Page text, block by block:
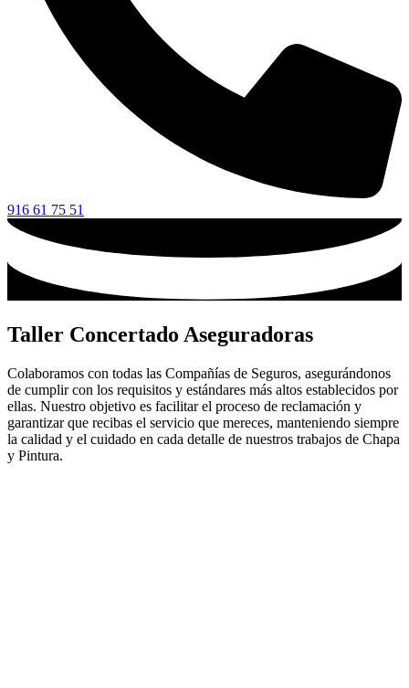
916 61 75 51
Taller Concertado Aseguradoras
Colaboramos con todas las Compañías de Seguros, asegurándonos
de cumplir con los requisitos y estándares más altos establecidos por
ellas. Nuestro objetivo es facilitar el proceso de reclamación y
garantizar que recibas el servicio que mereces, manteniendo siempre
la calidad y el cuidado en cada detalle de nuestros trabajos de Chapa
y Pintura.